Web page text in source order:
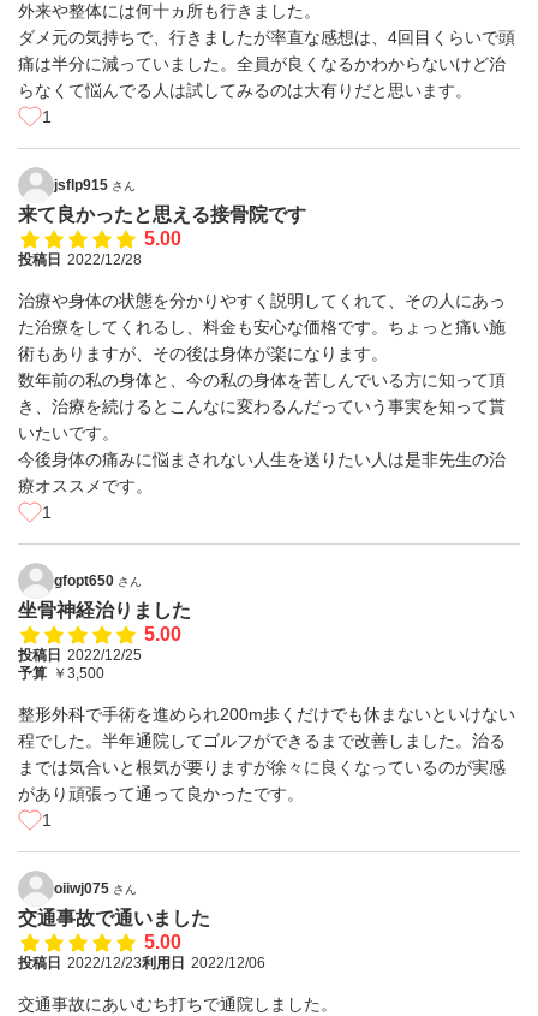
外来や整体には何十ヵ所も行きました。
ダメ元の気持ちで、行きましたが率直な感想は、4回目くらいで頭
痛は半分に減っていました。全員が良くなるかわからないけど治
らなくて悩んでる人は試してみるのは大有りだと思います。
1
jsflp915 さん
来て良かったと思える接骨院です
5.00
投稿日 2022/12/28
治療や身体の状態を分かりやすく説明してくれて、その人にあっ
た治療をしてくれるし、料金も安心な価格です。ちょっと痛い施
術もありますが、その後は身体が楽になります。
数年前の私の身体と、今の私の身体を苦しんでいる方に知って頂
き、治療を続けるとこんなに変わるんだっていう事実を知って貰
いたいです。
今後身体の痛みに悩まされない人生を送りたい人は是非先生の治
療オススメです。
1
gfopt650 さん
坐骨神経治りました
5.00
投稿日 2022/12/25
予算 ￥3,500
整形外科で手術を進められ200m歩くだけでも休まないといけない
程でした。半年通院してゴルフができるまで改善しました。治る
までは気合いと根気が要りますが徐々に良くなっているのが実感
があり頑張って通って良かったです。
1
oiiwj075 さん
交通事故で通いました
5.00
投稿日 2022/12/23利用日 2022/12/06
交通事故にあいむち打ちで通院しました。